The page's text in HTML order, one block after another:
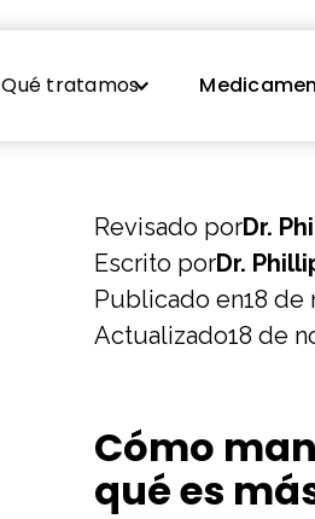
Qué tratamos
Revisado porDr.
Escrito porDr.
Publicado en18 de
Actualizado18 de
Cómo
qué es